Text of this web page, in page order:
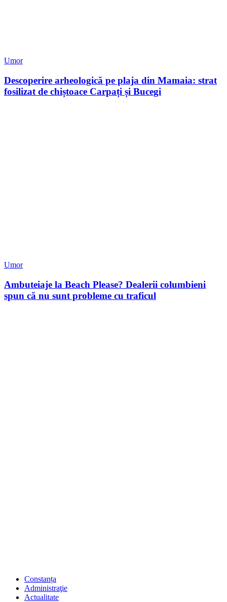
Umor
Descoperire arheologică pe plaja din Mamaia: strat
fosilizat de chiștoace Carpați și Bucegi
Umor
Ambuteiaje la Beach Please? Dealerii columbieni
spun că nu sunt probleme cu traficul
Constanța
Administraţie
Actualitate